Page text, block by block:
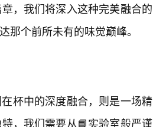
，我们将深入这种完美融合的
那个前所未有的味觉巅峰。
杯中的深度融合，则是一场精
，我们需要从📘实验室般严谨